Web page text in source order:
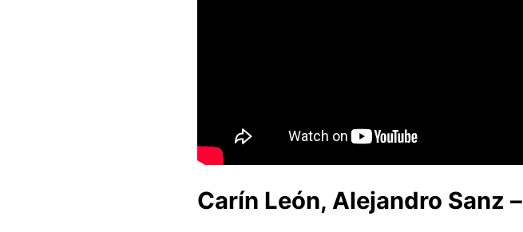
Carín León, Alejandro Sanz –